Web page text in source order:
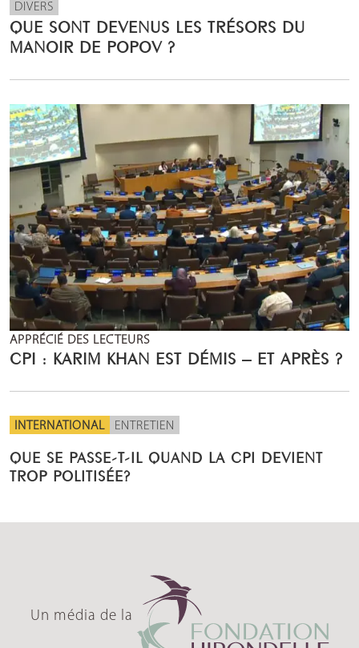
DIVERS
QUE SONT DEVENUS LES TRÉSORS DU
MANOIR DE POPOV ?
APPRÉCIÉ DES LECTEURS
CPI : KARIM KHAN EST DÉMIS – ET APRÈS ?
INTERNATIONAL ENTRETIEN
QUE SE PASSE-T-IL QUAND LA CPI DEVIENT
TROP POLITISÉE?
Un média de la